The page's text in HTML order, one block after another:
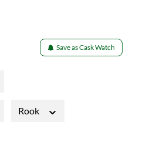
Save as Cask Watch
Rook